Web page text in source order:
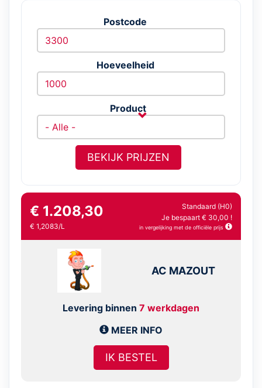
Postcode
Hoeveelheid
Product
BEKIJK PRIJZEN
€ 1.208,30
€ 1,2083/L
Standaard (H0)
Je bespaart € 30,00 !
in vergelijking met de officiële prijs
AC MAZOUT
Levering binnen 7 werkdagen
MEER INFO
IK BESTEL